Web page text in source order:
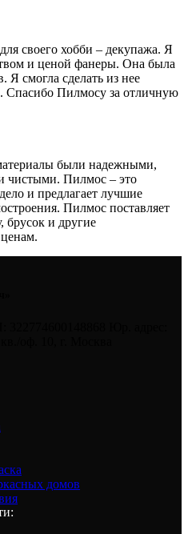
своего хобби – декупажа. Я
и ценой фанеры. Она была
Я смогла сделать из нее
Спасибо Пилмосу за отличную
были надежными,
чистыми. Пилмос – это
и предлагает лучшие
Пилмос поставляет
брусок и другие
домов